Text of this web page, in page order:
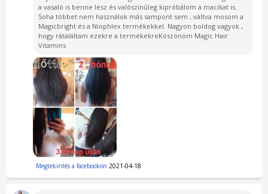
a vasaló is benne lesz és valószínűleg kipróbálom a macikat is.
Soha többet nem használok más sampont sem , váltva mosom a
Magicbright és a Niophlex termékekkel. Nagyon boldog vagyok ,
hogy rátaláltam ezekre a termékekreKöszönöm Magic Hair
Vitamins
Megtekintés a facebookon 2021-04-18